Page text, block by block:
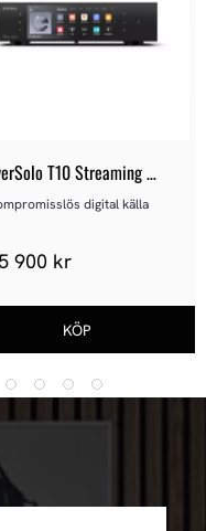
T10 Streaming
digital källa
900 kr